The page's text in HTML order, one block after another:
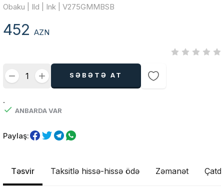
Obaku | Ild | Ink | V275GMMBSB
452AZN
SƏBƏTƏ AT
.
ANBARDA VAR
Paylaş:
Təsvir Taksitlə hissə-hissə ödə Zəmanət